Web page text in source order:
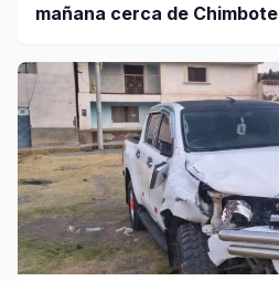
mañana cerca de Chimbote